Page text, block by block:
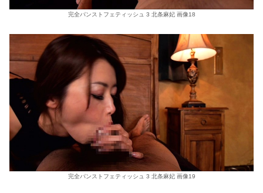
完全パンストフェティッシュ 3 北条麻妃 画像18
完全パンストフェティッシュ 3 北条麻妃 画像19